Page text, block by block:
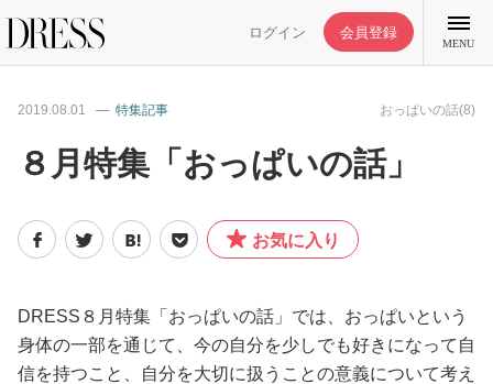
ログイン 会員登録
MENU
ライフスタイル
2019.08.01 特集記事 おっぱいの話(8)
８月特集「おっぱいの話」
お気に入り
DRESS８月特集「おっぱいの話」では、おっぱいという
身体の一部を通じて、今の自分を少しでも好きになって自
信を持つこと、自分を大切に扱うことの意義について考え